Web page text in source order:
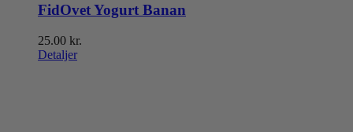
FidOvet Yogurt Banan
25.00 kr.
Detaljer